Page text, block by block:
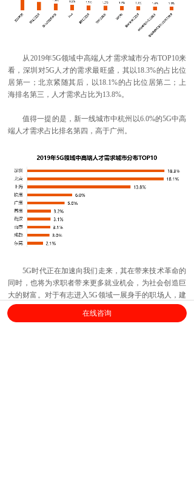
从2019年5G领域中高端人才需求城市分布TOP10来
看，深圳对5G人才的需求最旺盛，其以18.3%的占比位
居第一；北京紧随其后，以18.1%的占比位居第二；上
海排名第三，人才需求占比为13.8%。
值得一提的是，新一线城市中杭州以6.0%的5G中高
端人才需求占比排名第四，高于广州。
5G时代正在加速向我们走来，其在带来技术革命的
同时，也将为求职者带来更多就业机会，为社会创造巨
大的财富。对于有志进入5G领域一展身手的职场人，建
议拓宽和强化相关的知识与技能，深入了解5G领域，将
自己培养为复合型、高潜质的入局者。
在线咨询